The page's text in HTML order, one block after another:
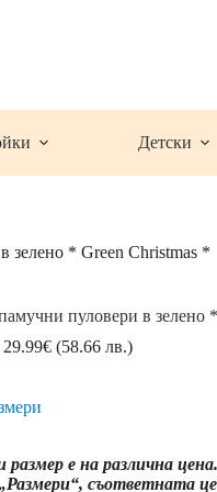
Детски
зелено * Green Christmas *
пуловери в зелено
29.99€(58.66 лв.)Price
29.99€
(58.66
размер е на различна
съответната